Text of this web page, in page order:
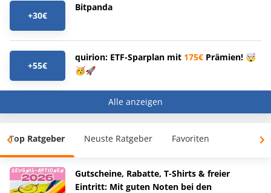
+30€
Bitpanda
+55€
quirion: ETF-Sparplan mit 175€ Prämien! 🤯
🥳🚀
Alle anzeigen
Top Ratgeber Neuste Ratgeber Favoriten
Gutscheine, Rabatte, T-Shirts & freier
Eintritt: Mit guten Noten bei den